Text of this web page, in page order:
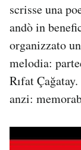
scrisse una
andò in
organizzato
melodia:
Rıfat
anzi: